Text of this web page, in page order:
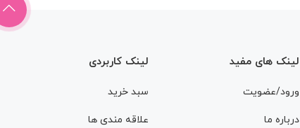
لینک های مفید
ورود/عضویت
درباره ما
لینک کاربردی
سبد خرید
علاقه مندی ها